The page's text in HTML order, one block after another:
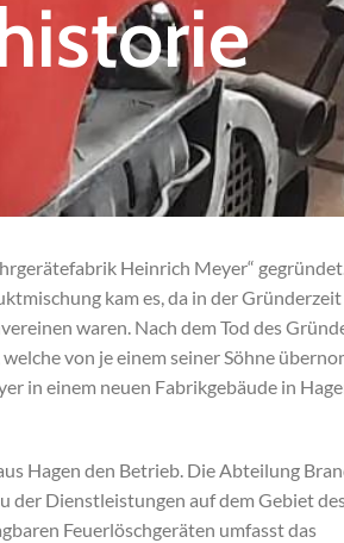
Heinrich Meyer“
kam es, da in der
waren. Nach dem Tod des
von je einem seiner Söhne
in einem neuen Fabrikgebäude in
Hagen den Betrieb. Die Abteilung
der Dienstleistungen auf dem Gebiet
Feuerlöschgeräten umfasst das